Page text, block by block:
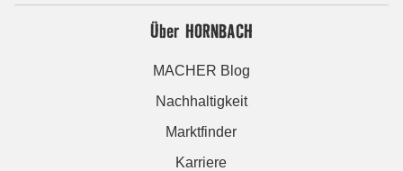
Über HORNBACH
MACHER Blog
Nachhaltigkeit
Marktfinder
Karriere